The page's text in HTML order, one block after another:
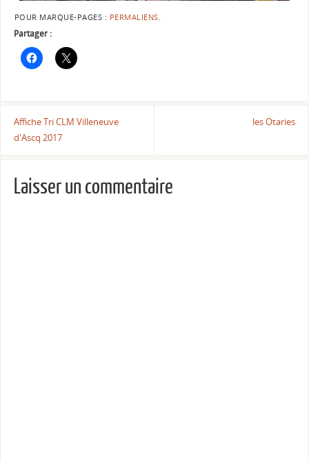
POUR MARQUE-PAGES : PERMALIENS.
Partager :
Affiche Tri CLM Villeneuve
d'Ascq 2017
les Otaries
Laisser un commentaire